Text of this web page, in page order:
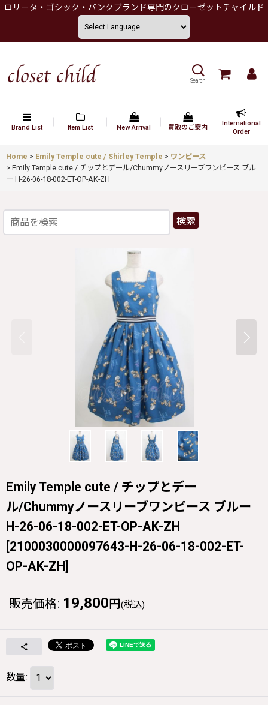
ロリータ・ゴシック・パンクブランド専門のクローゼットチャイルド
Search
Brand List Item List New Arrival 買取のご案内
International
Order
Home > Emily Temple cute / Shirley Temple > ワンピース
> Emily Temple cute / チップとデール/Chummyノースリーブワンピース ブル
ー H-26-06-18-002-ET-OP-AK-ZH
検索
Emily Temple cute / チップとデー
ル/Chummyノースリーブワンピース ブルー
H-26-06-18-002-ET-OP-AK-ZH
[2100030000097643-H-26-06-18-002-ET-
OP-AK-ZH]
販売価格: 19,800 円 (税込)
数量: